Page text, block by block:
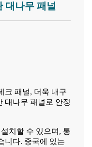
대나무 패널
크 패널, 더욱 내구
대나무 패널로 안정
치할 수 있으며, 통
니다. 중국에 있는